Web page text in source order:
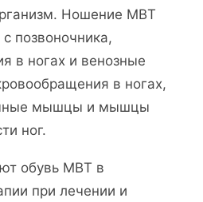
Ношение MBT
позвоночника,
в ногах и венозные
в ногах,
мышцы и мышцы
ног.
обувь МВТ в
при лечении и